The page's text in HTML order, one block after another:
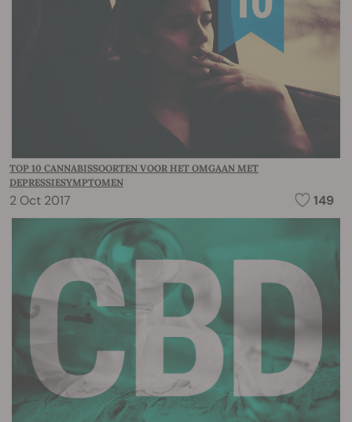
TOP 10 CANNABISSOORTEN VOOR HET OMGAAN MET
DEPRESSIESYMPTOMEN
2 Oct 2017 149